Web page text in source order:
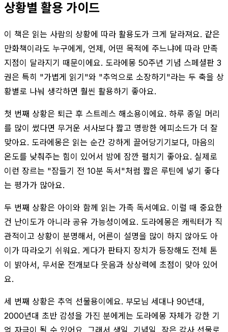
상황별 활용 가이드
이 책은 읽는 사람의 상황에 따라 활용도가 크게 달라져요. 같은
만화책이라도 누구에게, 언제, 어떤 목적에 주느냐에 따라 만족
지점이 달라지기 때문이에요. 도라에몽 50주년 기념 스페셜판 3
권은 특히 "가볍게 읽기"와 "추억으로 소장하기"라는 두 축을 상
황별로 나눠 생각하면 훨씬 활용하기 좋아요.
첫 번째 상황은 퇴근 후 스트레스 해소용이에요. 하루 종일 머리
를 많이 썼다면 무거운 서사보다 짧고 명랑한 에피소드가 더 잘
맞아요. 도라에몽은 읽는 순간 강하게 끌어당기기보다, 마음의
온도를 낮춰주는 힘이 있어서 밤에 잠깐 펼치기 좋아요. 실제로
이런 장르는 "잠들기 전 10분 독서"처럼 짧은 루틴에 넣기 좋다
는 평가가 많아요.
두 번째 상황은 아이와 함께 읽는 가족 독서예요. 이럴 때 중요한
건 난이도가 아니라 공유 가능성이에요. 도라에몽은 캐릭터가 직
관적이고 상황이 분명해서, 어른이 설명을 많이 하지 않아도 아
이가 따라오기 쉬워요. 게다가 판타지 장치가 등장해도 전체 톤
이 밝아서, 무서운 전개보다 웃음과 상상력에 초점이 맞아 있어
요.
세 번째 상황은 추억 선물용이에요. 부모님 세대나 90년대,
2000년대 초반 감성을 가진 분에게는 도라에몽 자체가 강한 기
억 자극이 될 수 있어요. 그래서 생일, 기념일, 작은 감사 선물로